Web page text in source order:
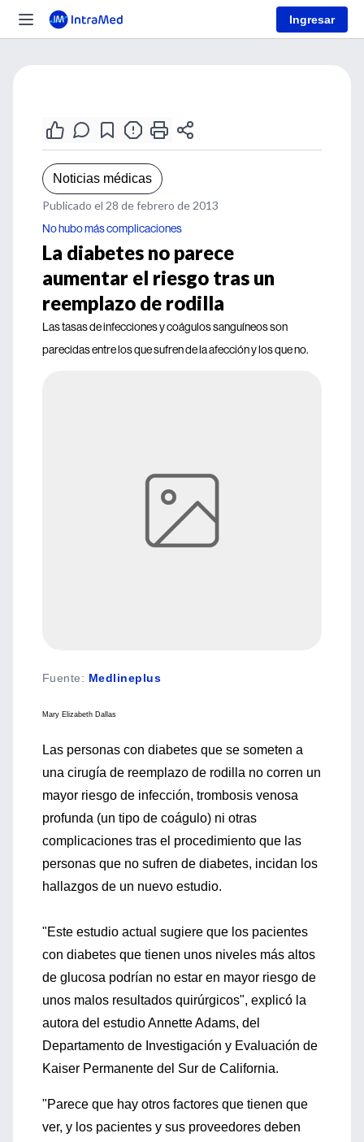
Ingresar
Noticias médicas
Publicado el 28 de febrero de 2013
No hubo más complicaciones
La diabetes no parece
aumentar el riesgo tras un
reemplazo de rodilla
Las tasas de infecciones y coágulos sanguíneos son
parecidas entre los que sufren de la afección y los que no.
Fuente: Medlineplus
Mary Elizabeth Dallas
Las personas con diabetes que se someten a
una cirugía de reemplazo de rodilla no corren un
mayor riesgo de infección, trombosis venosa
profunda (un tipo de coágulo) ni otras
complicaciones tras el procedimiento que las
personas que no sufren de diabetes, incidan los
hallazgos de un nuevo estudio.
"Este estudio actual sugiere que los pacientes
con diabetes que tienen unos niveles más altos
de glucosa podrían no estar en mayor riesgo de
unos malos resultados quirúrgicos", explicó la
autora del estudio Annette Adams, del
Departamento de Investigación y Evaluación de
Kaiser Permanente del Sur de California.
"Parece que hay otros factores que tienen que
ver, y los pacientes y sus proveedores deben